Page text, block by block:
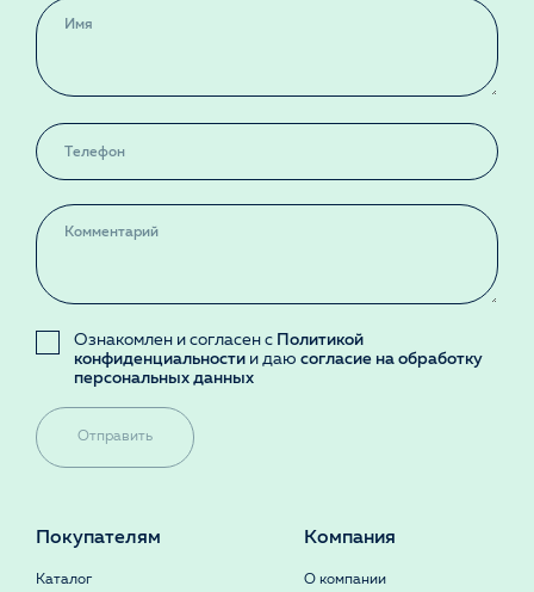
Ознакомлен и согласен с Политикой
конфиденциальности и даю согласие на обработку
персональных данных
Отправить
Покупателям
Каталог
Компания
О компании